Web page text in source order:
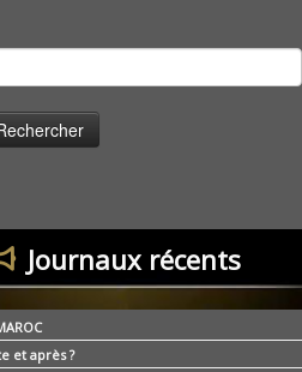
Journaux récents
et après ?